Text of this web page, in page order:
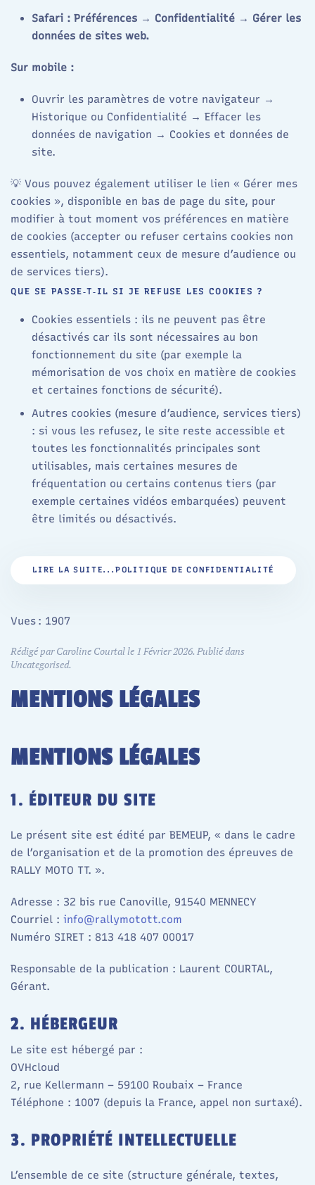
Safari : Préférences → Confidentialité → Gérer les
données de sites web.
Sur mobile :
Ouvrir les paramètres de votre navigateur →
Historique ou Confidentialité → Effacer les
données de navigation → Cookies et données de
site.
💡 Vous pouvez également utiliser le lien « Gérer mes
cookies », disponible en bas de page du site, pour
modifier à tout moment vos préférences en matière
de cookies (accepter ou refuser certains cookies non
essentiels, notamment ceux de mesure d’audience ou
de services tiers).
QUE SE PASSE‑T‑IL SI JE REFUSE LES COOKIES ?
Cookies essentiels : ils ne peuvent pas être
désactivés car ils sont nécessaires au bon
fonctionnement du site (par exemple la
mémorisation de vos choix en matière de cookies
et certaines fonctions de sécurité).
Autres cookies (mesure d’audience, services tiers)
: si vous les refusez, le site reste accessible et
toutes les fonctionnalités principales sont
utilisables, mais certaines mesures de
fréquentation ou certains contenus tiers (par
exemple certaines vidéos embarquées) peuvent
être limités ou désactivés.
LIRE LA SUITE...POLITIQUE DE CONFIDENTIALITÉ
Vues : 1907
Rédigé par Caroline Courtal le 1 Février 2026. Publié dans
Uncategorised.
MENTIONS LÉGALES
MENTIONS LÉGALES
1. ÉDITEUR DU SITE
Le présent site est édité par BEMEUP, « dans le cadre
de l’organisation et de la promotion des épreuves de
RALLY MOTO TT. ».
Adresse : 32 bis rue Canoville, 91540 MENNECY
Courriel : info@rallymotott.com
Numéro SIRET : 813 418 407 00017
Responsable de la publication : Laurent COURTAL,
Gérant.
2. HÉBERGEUR
Le site est hébergé par :
OVHcloud
2, rue Kellermann – 59100 Roubaix – France
Téléphone : 1007 (depuis la France, appel non surtaxé).
3. PROPRIÉTÉ INTELLECTUELLE
L’ensemble de ce site (structure générale, textes,